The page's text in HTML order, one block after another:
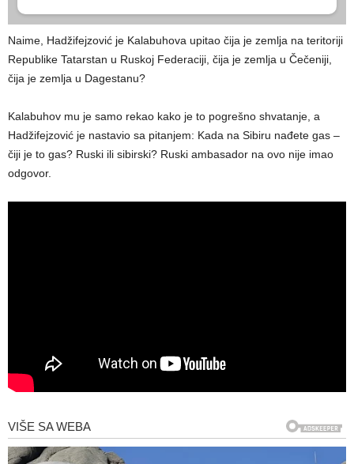
Naime, Hadžifejzović je Kalabuhova upitao čija je zemlja na teritoriji
Republike Tatarstan u Ruskoj Federaciji, čija je zemlja u Čečeniji,
čija je zemlja u Dagestanu?
Kalabuhov mu je samo rekao kako je to pogrešno shvatanje, a
Hadžifejzović je nastavio sa pitanjem: Kada na Sibiru nađete gas –
čiji je to gas? Ruski ili sibirski? Ruski ambasador na ovo nije imao
odgovor.